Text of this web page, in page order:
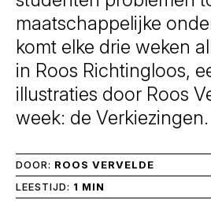
maatschappelijke
komt elke drie weken
in Roos Richtingloos,
illustraties door Roos
week: de Verkiezingen.
DOOR: ROOS VERVELDE
LEESTIJD: 1 MIN